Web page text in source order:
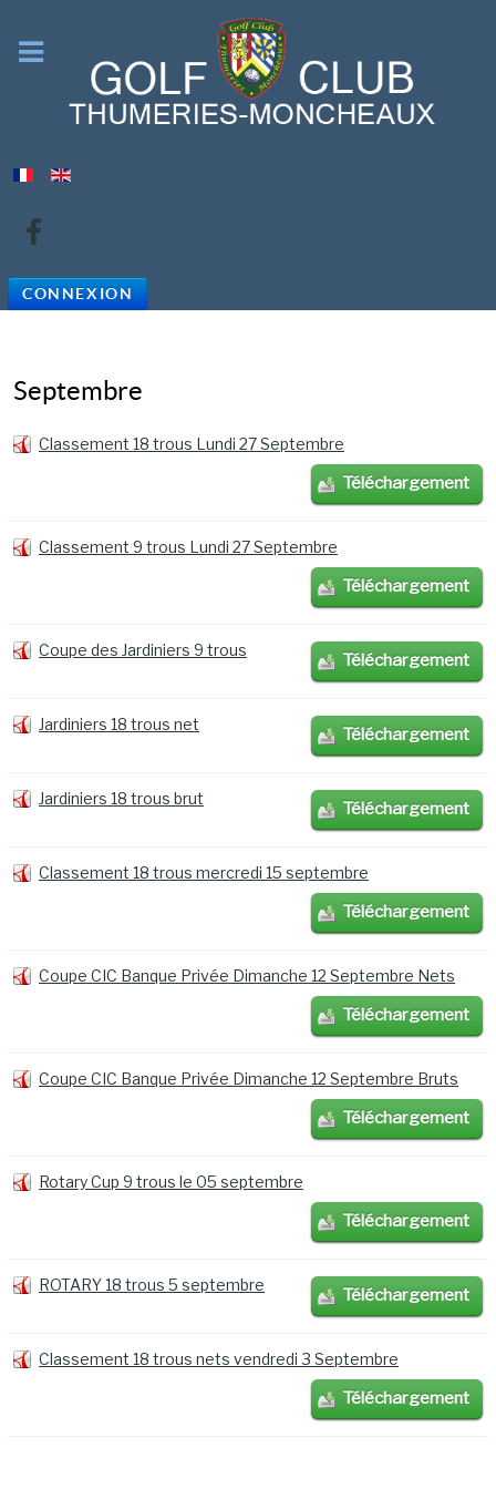
CONNEXION
Septembre
Classement 18 trous Lundi 27 Septembre
Téléchargement
Classement 9 trous Lundi 27 Septembre
Téléchargement
Coupe des Jardiniers 9 trous Téléchargement
Jardiniers 18 trous net Téléchargement
Jardiniers 18 trous brut Téléchargement
Classement 18 trous mercredi 15 septembre
Téléchargement
Coupe CIC Banque Privée Dimanche 12 Septembre Nets
Téléchargement
Coupe CIC Banque Privée Dimanche 12 Septembre Bruts
Téléchargement
Rotary Cup 9 trous le 05 septembre
Téléchargement
ROTARY 18 trous 5 septembre Téléchargement
Classement 18 trous nets vendredi 3 Septembre
Téléchargement